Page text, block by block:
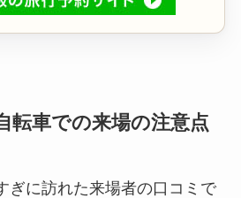
転車での来場の注意点
ぎに訪れた来場者の口コミで